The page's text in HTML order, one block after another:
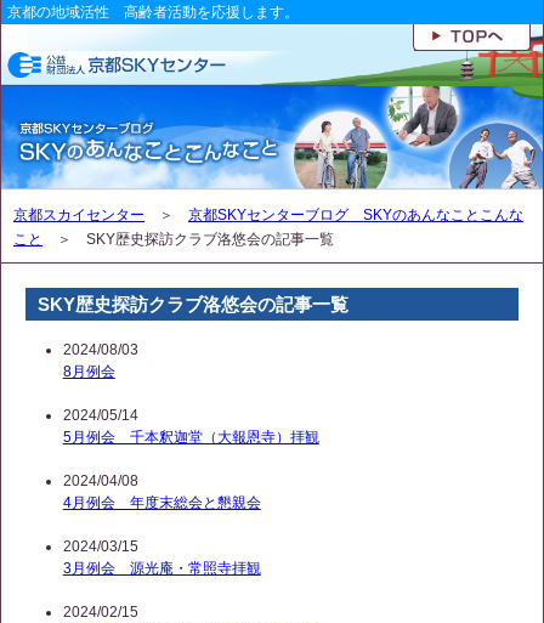
京都の地域活性 高齢者活動を応援します。
京都スカイセンター ＞ 京都SKYセンターブログ SKYのあんなことこんな
こと
＞ SKY歴史探訪クラブ洛悠会の記事一覧
SKY歴史探訪クラブ洛悠会の記事一覧
2024/08/03
8月例会
2024/05/14
5月例会 千本釈迦堂（大報恩寺）拝観
2024/04/08
4月例会 年度末総会と懇親会
2024/03/15
3月例会 源光庵・常照寺拝観
2024/02/15